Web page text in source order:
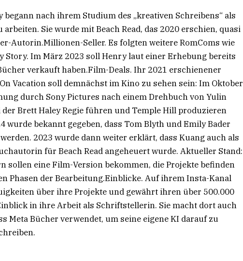
nach ihrem Studium des „kreativen Schreibens“ als
Sie wurde mit Beach Read, das 2020 erschien, quasi
Autorin.Millionen-Seller. Es folgten weitere RomComs wie
Story. Im März 2023 soll Henry laut einer Erhebung bereits
verkauft haben.Film-Deals. Ihr 2021 erschienener
Vacation soll demnächst im Kino zu sehen sein: Im Oktober
durch Sony Pictures nach einem Drehbuch von Yulin
Brett Haley Regie führen und Temple Hill produzieren
wurde bekannt gegeben, dass Tom Blyth und Emily Bader
2023 wurde dann weiter erklärt, dass Kuang auch als
für Beach Read angeheuert wurde. Aktueller Stand:
sollen eine Film-Version bekommen, die Projekte befinden
Phasen der Bearbeitung.Einblicke. Auf ihrem Insta-Kanal
über ihre Projekte und gewährt ihren über 500.000
in ihre Arbeit als Schriftstellerin. Sie macht dort auch
Meta Bücher verwendet, um seine eigene KI darauf zu